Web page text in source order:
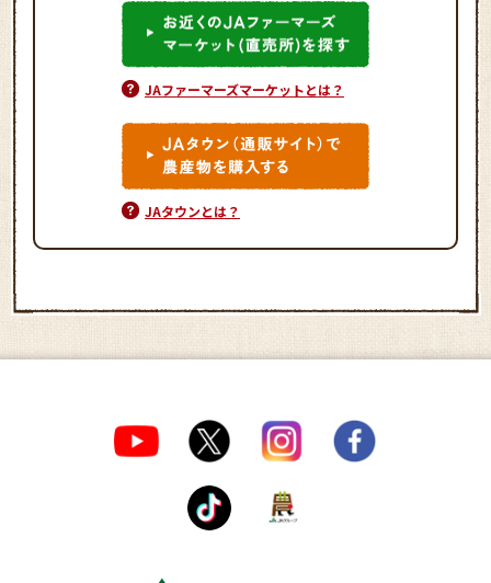
JAファーマーズマーケットとは？
JAタウンとは？